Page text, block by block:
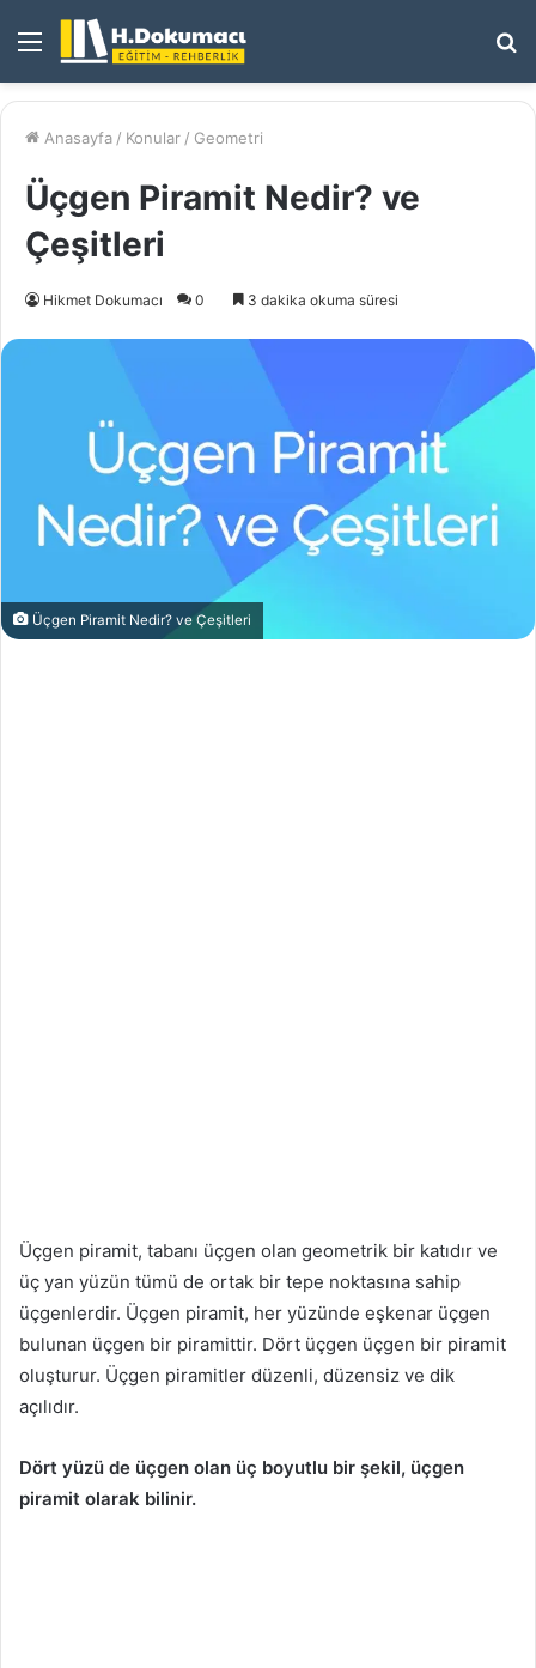
Menü
Anasayfa / Konular / Geometri
Üçgen Piramit Nedir? ve
Çeşitleri
Hikmet Dokumacı 0 3 dakika okuma süresi
Üçgen Piramit Nedir? ve Çeşitleri
Üçgen piramit, tabanı üçgen olan geometrik bir katıdır ve
üç yan yüzün tümü de ortak bir tepe noktasına sahip
üçgenlerdir. Üçgen piramit, her yüzünde eşkenar üçgen
bulunan üçgen bir piramittir. Dört üçgen üçgen bir piramit
oluşturur. Üçgen piramitler düzenli, düzensiz ve dik
açılıdır.
Dört yüzü de üçgen olan üç boyutlu bir şekil, üçgen
piramit olarak bilinir.